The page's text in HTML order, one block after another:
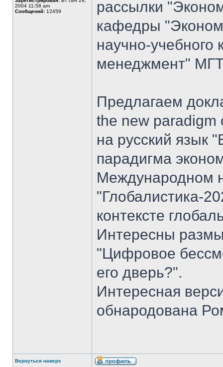
2004 11:58 am
Сообщений: 12459
рассылки
кафедры
научно-
менеджмент"
Предлагаем
the new paradigm
на русский язык
парадигма
Международном
"Глобалистика-
контексте
Интересны
"Цифровое
его дверь?".
Интересная
обнародована
Вернуться наверх